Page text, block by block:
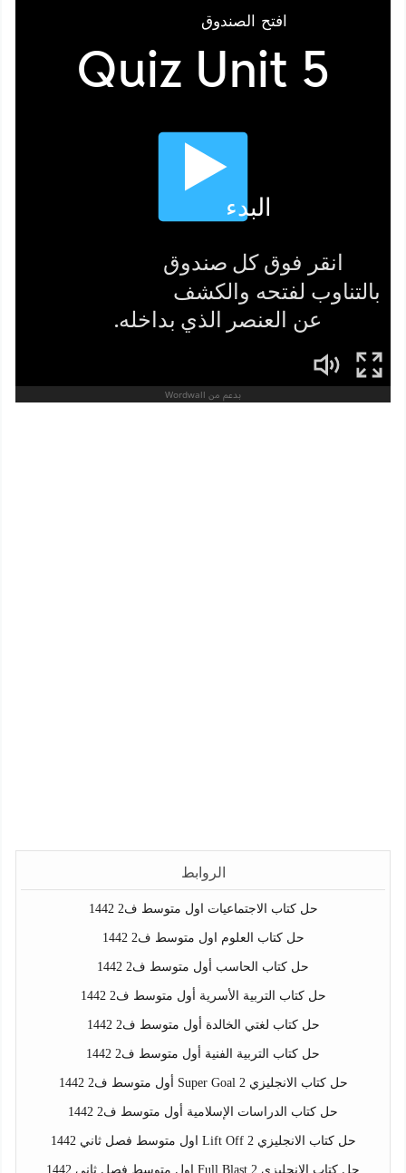
الروابط
حل كتاب الاجتماعيات اول متوسط ف2 1442
حل كتاب العلوم اول متوسط ف2 1442
حل كتاب الحاسب أول متوسط ف2 1442
حل كتاب التربية الأسرية أول متوسط ف2 1442
حل كتاب لغتي الخالدة أول متوسط ف2 1442
حل كتاب التربية الفنية أول متوسط ف2 1442
حل كتاب الانجليزي Super Goal 2 أول متوسط ف2 1442
حل كتاب الدراسات الإسلامية أول متوسط ف2 1442
حل كتاب الانجليزي Lift Off 2 اول متوسط فصل ثاني 1442
حل كتاب الانجليزي Full Blast 2 اول متوسط فصل ثاني 1442